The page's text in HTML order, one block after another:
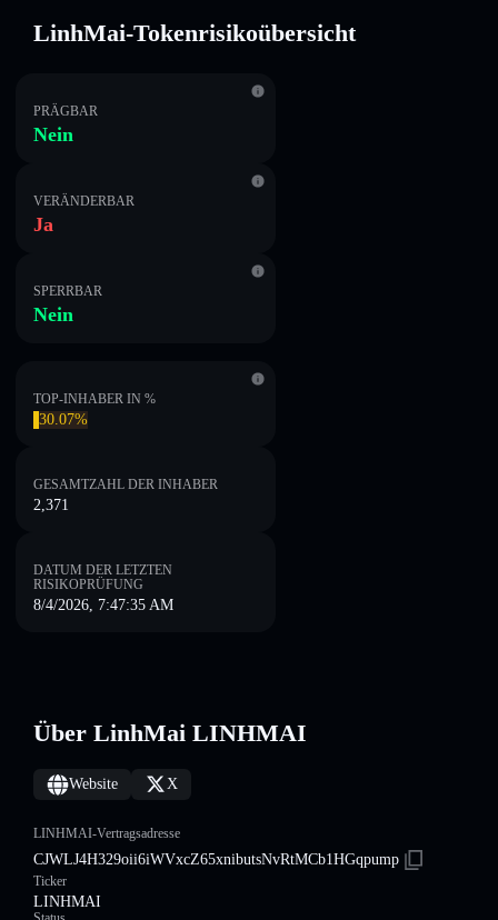
LinhMai-Tokenrisikoübersicht
PRÄGBAR
Nein
VERÄNDERBAR
Ja
SPERRBAR
Nein
TOP-INHABER IN %
30.07%
GESAMTZAHL DER INHABER
2,371
DATUM DER LETZTEN
RISIKOPRÜFUNG
8/4/2026, 7:47:35 AM
Über LinhMai LINHMAI
Website X
LINHMAI-Vertragsadresse
CJWLJ4H329oii6iWVxcZ65xnibutsNvRtMCb1HGqpump
Ticker
LINHMAI